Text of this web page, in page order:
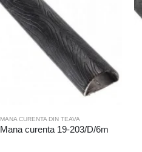
MANA CURENTA DIN TEAVA
Mana curenta 19-203/D/6m